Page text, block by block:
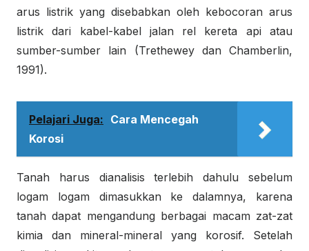
arus listrik yang disebabkan oleh kebocoran arus
listrik dari kabel-kabel jalan rel kereta api atau
sumber-sumber lain (Trethewey dan Chamberlin,
1991).
Pelajari Juga: Cara Mencegah
Korosi
Tanah harus dianalisis terlebih dahulu sebelum
logam logam dimasukkan ke dalamnya, karena
tanah dapat mengandung berbagai macam zat-zat
kimia dan mineral-mineral yang korosif. Setelah